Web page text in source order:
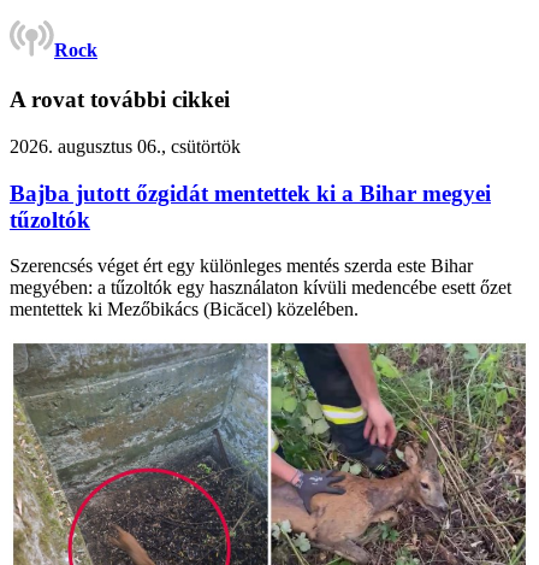
Rock
A rovat további cikkei
2026. augusztus 06., csütörtök
Bajba jutott őzgidát mentettek ki a Bihar megyei
tűzoltók
Szerencsés véget ért egy különleges mentés szerda este Bihar
megyében: a tűzoltók egy használaton kívüli medencébe esett őzet
mentettek ki Mezőbikács (Bicăcel) közelében.